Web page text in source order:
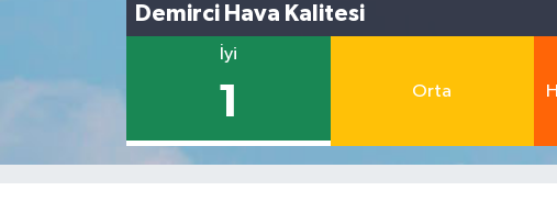
Demirci Hava Kalitesi
İyi
1 Orta